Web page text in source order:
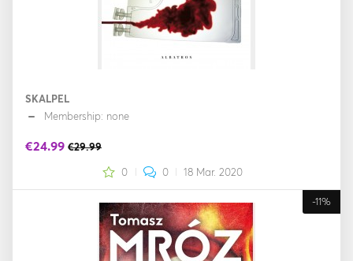
SKALPEL
Membership: none
€24.99 €29.99
0 0 18 Mar. 2020
-11%